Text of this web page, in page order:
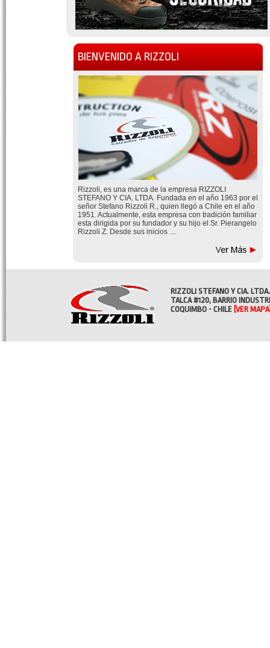
BIENVENIDO A RIZZOLI
Rizzoli, es una marca de la empresa RIZZOLI
STEFANO Y CIA. LTDA. Fundada en el año 1963 por el
señor Stefano Rizzoli R., quien llegó a Chile en el año
1951. Actualmente, esta empresa con tradición familiar
esta dirigida por su fundador y su hijo el Sr. Pierangelo
Rizzoli Z. Desde sus inicios ....
RIZZOLI STEFANO Y CIA. LTDA.
TALCA #120, BARRIO
COQUIMBO - CHILE [VER